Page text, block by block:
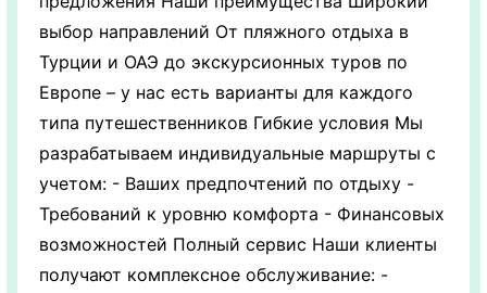
выбор направлений От пляжного отдыха в
Турции и ОАЭ до экскурсионных туров по
Европе – у нас есть варианты для каждого
типа путешественников Гибкие условия Мы
разрабатываем индивидуальные маршруты с
учетом: - Ваших предпочтений по отдыху -
Требований к уровню комфорта - Финансовых
возможностей Полный сервис Наши клиенты
получают комплексное обслуживание: -